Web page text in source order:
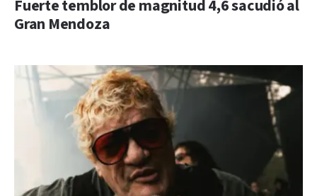
Fuerte temblor de magnitud 4,6 sacudió al
Gran Mendoza